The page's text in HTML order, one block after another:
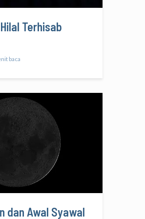
Terhisab
baca
dan Awal Syawal